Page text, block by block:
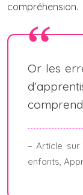
compréhension.
Or les
– Article
enfants,